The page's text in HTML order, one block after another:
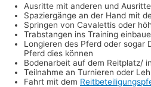
Ausritte mit anderen und
Spaziergänge an der Hand mit
Springen von Cavalettis oder
Trabstangen ins Training
Longieren des Pferd oder sogar
Pferd dies können
Bodenarbeit auf dem Reitplatz/
Teilnahme an Turnieren oder
Fahrt mit dem